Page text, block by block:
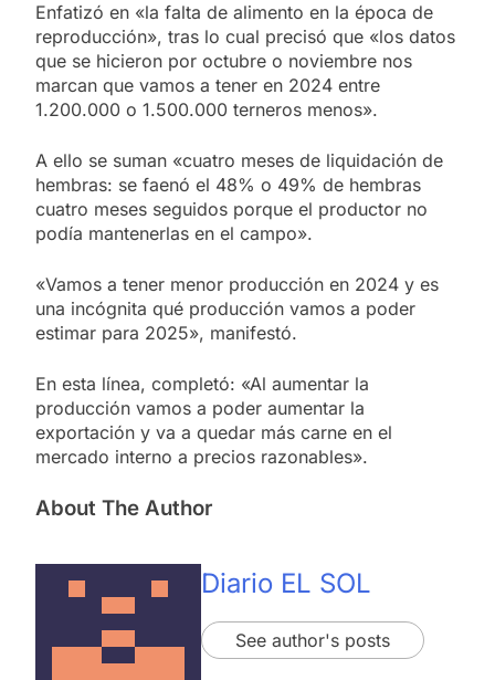
Enfatizó en «la falta de alimento en la época de
reproducción», tras lo cual precisó que «los datos
que se hicieron por octubre o noviembre nos
marcan que vamos a tener en 2024 entre
1.200.000 o 1.500.000 terneros menos».
A ello se suman «cuatro meses de liquidación de
hembras: se faenó el 48% o 49% de hembras
cuatro meses seguidos porque el productor no
podía mantenerlas en el campo».
«Vamos a tener menor producción en 2024 y es
una incógnita qué producción vamos a poder
estimar para 2025», manifestó.
En esta línea, completó: «Al aumentar la
producción vamos a poder aumentar la
exportación y va a quedar más carne en el
mercado interno a precios razonables».
About The Author
Diario EL SOL
See author's posts